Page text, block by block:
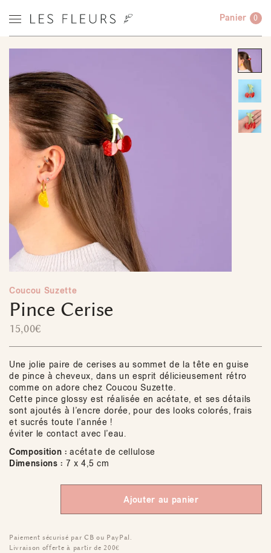
Panier 0
Coucou Suzette
Pince Cerise
15,00€
Une jolie paire de cerises au sommet de la tête en guise
de pince à cheveux, dans un esprit délicieusement rétro
comme on adore chez Coucou Suzette.
Cette pince glossy est réalisée en acétate, et ses détails
sont ajoutés à l’encre dorée, pour des looks colorés, frais
et sucrés toute l’année !
éviter le contact avec l’eau.
Composition : acétate de cellulose
Dimensions : 7 x 4,5 cm
Ajouter au panier
Paiement sécurisé par CB ou PayPal.
Livraison offerte à partir de 200€